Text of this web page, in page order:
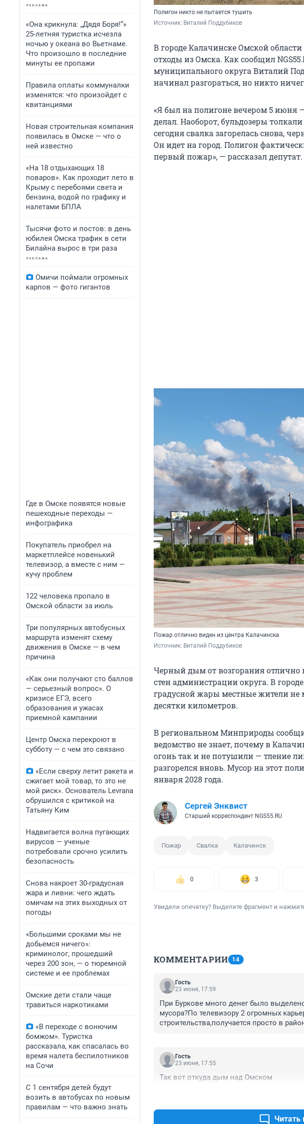
«Она крикнула: „Дядя Боря!“»
25-летняя туристка исчезла
ночью у океана во Вьетнаме.
Что произошло в последние
минуты ее пропажи
Правила оплаты коммуналки
изменятся: что произойдет с
квитанциями
Новая строительная компания
появилась в Омске — что о
ней известно
«На 18 отдыхающих 18
поваров». Как проходит лето в
Крыму с перебоями света и
бензина, водой по графику и
налетами БПЛА
Тысячи фото и постов: в день
юбилея Омска трафик в сети
Билайна вырос в три раза
Омичи поймали огромных
карпов — фото гигантов
Где в Омске появятся новые
пешеходные переходы —
инфографика
Покупатель приобрел на
маркетплейсе новенький
телевизор, а вместе с ним —
кучу проблем
122 человека пропало в
Омской области за июль
Три популярных автобусных
маршрута изменят схему
движения в Омске — в чем
причина
«Как они получают сто баллов
— серьезный вопрос». О
кризисе ЕГЭ, всего
образования и ужасах
приемной кампании
Центр Омска перекроют в
субботу — с чем это связано
«Если сверху летит ракета и
сжигает мой товар, то это не
мой риск». Основатель Levrana
обрушился с критикой на
Татьяну Ким
Надвигается волна пугающих
вирусов — ученые
потребовали срочно усилить
безопасность
Снова накроет 30-градусная
жара и ливни: чего ждать
омичам на этих выходных от
погоды
«Большими сроками мы не
добьемся ничего»:
криминолог, прошедший
через 200 зон, — о тюремной
системе и ее проблемах
Омские дети стали чаще
травиться наркотиками
«В переходе с вонючим
бомжом». Туристка
рассказала, как спасалась во
время налета беспилотников
на Сочи
С 1 сентября детей будут
возить в автобусах по новым
правилам — что важно знать
Полигон никто не пытается тушить
Источник: Виталий Поддубиков
В городе Калачинске Омской
отходы из Омска. Как сообщил
муниципального округа Виталий
начинал разгораться, но никто
«Я был на полигоне вечером 5 июня
делал. Наоборот, бульдозеры
сегодня свалка загорелась снова,
Он идет на город. Полигон
первый пожар», — рассказал депутат.
Пожар отлично виден из центра Калачинска
Источник: Виталий Поддубиков
Черный дым от возгорания отлично
стен администрации округа. В
градусной жары местные жители не
десятки километров.
В региональном Минприроды
ведомство не знает, почему в
огонь так и не потушили — тление
разгорелся вновь. Мусор на этот
января 2028 года.
Сергей Энквист
Старший корреспондент NGS55.RU
Пожар Свалка Калачинск
0 3
Увидели опечатку? Выделите фрагмент и
КОММЕНТАРИИ 14
Гость
23 июня, 17:59
При Буркове много денег было
мусора?По телевизору 2 огромных
строительства,получается просто в
Гость
23 июня, 17:55
Так вот откуда дым над Омском
Читать